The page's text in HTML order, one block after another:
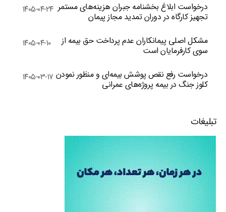
درخواست ابلاغ بخشنامه جبران هزینه‌های مستمر
تجهیز کارگاه در دوران تمدید مجاز پیمان
۱۴۰۵-۰۴-۲۴
مشکل اصلی پیمانکاران عدم پرداخت حق بیمه از
سوی کارفرمایان است
۱۴۰۵-۰۴-۱۰
درخواست رفع نقص پوشش بیمه‌ای و منظور نمودن
کلوز جنگ در بیمه پروژه‌های عمرانی
۱۴۰۵-۰۳-۱۷
تبلیغات